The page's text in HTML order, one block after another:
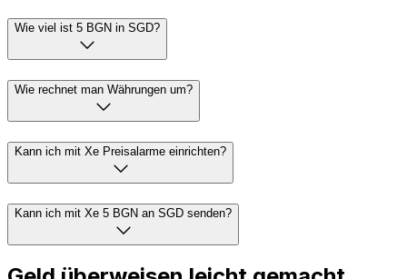
Wie viel ist 5 BGN in SGD?
Wie rechnet man Währungen um?
Kann ich mit Xe Preisalarme einrichten?
Kann ich mit Xe 5 BGN an SGD senden?